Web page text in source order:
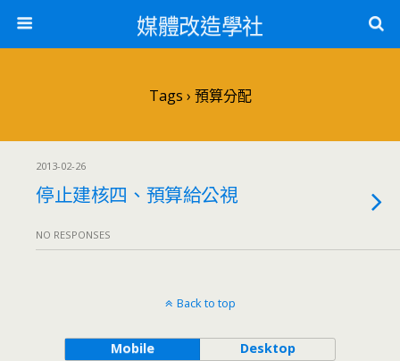
媒體改造學社
Tags › 預算分配
2013-02-26
停止建核四、預算給公視
NO RESPONSES
Back to top
Mobile Desktop